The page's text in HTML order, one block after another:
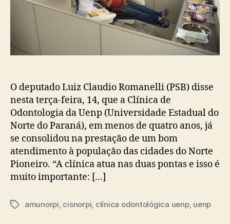
O deputado Luiz Claudio Romanelli (PSB) disse
nesta terça-feira, 14, que a Clínica de
Odontologia da Uenp (Universidade Estadual do
Norte do Paraná), em menos de quatro anos, já
se consolidou na prestação de um bom
atendimento à população das cidades do Norte
Pioneiro. “A clínica atua nas duas pontas e isso é
muito importante: […]
Tagsamunorpi, cisnorpi, clínica odontológica uenp, uenp